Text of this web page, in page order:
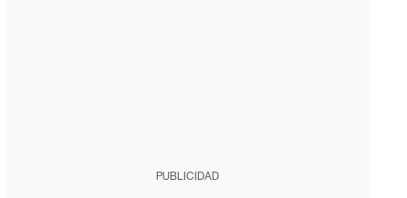
PUBLICIDAD